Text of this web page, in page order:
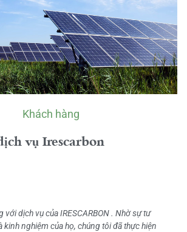
Khách hàng
vụ Irescarbon
với dịch vụ của IRESCARBON . Nhờ sự tư
kinh nghiệm của họ, chúng tôi đã thực hiện